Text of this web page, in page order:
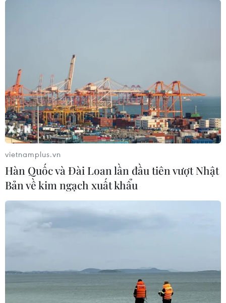
vietnamplus.vn
Hàn Quốc và Đài Loan lần đầu tiên vượt Nhật
Bản về kim ngạch xuất khẩu